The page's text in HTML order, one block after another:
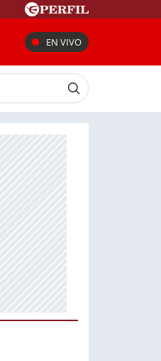
EN VIVO